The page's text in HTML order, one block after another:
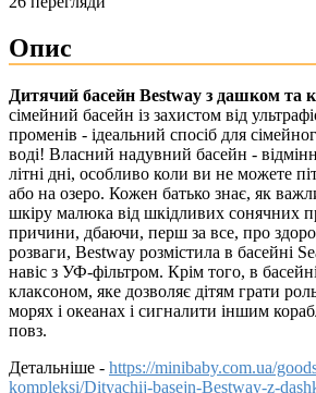
Опис
Дитячий басейн Bestway з дашком та
сімейний басейн із захистом від
променів - ідеальний спосіб для
воді! Власний надувний басейн -
літні дні, особливо коли ви не можете
або на озеро. Кожен батько знає, як
шкіру малюка від шкідливих сонячних
причини, дбаючи, перш за все, про
розваги, Bestway розмістила в басейні
навіс з УФ-фільтром. Крім того, в
клаксоном, яке дозволяє дітям грати
морях і океанах і сигналити іншим
повз.
Детальніше - https://minibaby.com.ua/
kompleksi/Dityachij-basejn-Bestway-z-